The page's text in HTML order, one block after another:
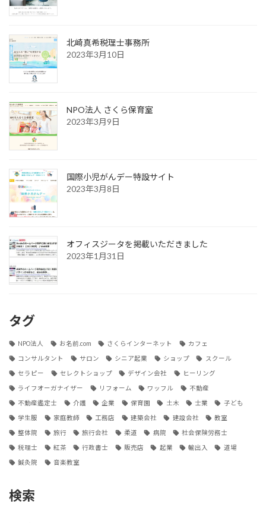
北崎真希税理士事務所
2023年3月10日
NPO法人 さくら保育室
2023年3月9日
国際小児がんデー特設サイト
2023年3月8日
オフィスジータを掲載いただきました
2023年1月31日
タグ
NPO法人 お名前.com さくらインターネット カフェ
コンサルタント サロン シニア起業 ショップ スクール
セラピー セレクトショップ デザイン会社 ヒーリング
ライフオーガナイザー リフォーム ワッフル 不動産
不動産鑑定士 介護 企業 保育園 土木 士業 子ども
学生服 家庭教師 工務店 建築会社 建設会社 教室
整体院 旅行 旅行会社 柔道 病院 社会保険労務士
税理士 紅茶 行政書士 販売店 起業 輸出入 道場
鍼灸院 音楽教室
検索